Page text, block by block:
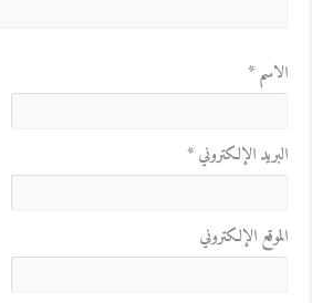
الاسم*
البريد الإلكتروني*
الموقع الإلكتروني